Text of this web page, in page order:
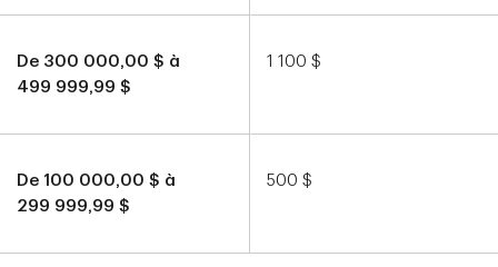
De 300 000,00 $ à
499 999,99 $
1 100 $
De 100 000,00 $ à
299 999,99 $
500 $